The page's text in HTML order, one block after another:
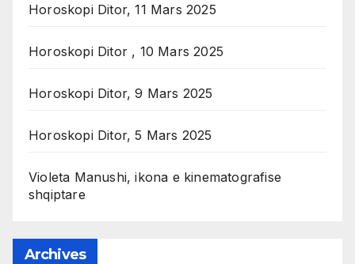
Horoskopi Ditor, 11 Mars 2025
Horoskopi Ditor , 10 Mars 2025
Horoskopi Ditor, 9 Mars 2025
Horoskopi Ditor, 5 Mars 2025
Violeta Manushi, ikona e kinematografise
shqiptare
Archives